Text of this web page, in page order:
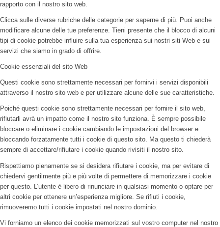
rapporto con il nostro sito web.
Clicca sulle diverse rubriche delle categorie per saperne di più. Puoi anche
modificare alcune delle tue preferenze. Tieni presente che il blocco di alcuni
tipi di cookie potrebbe influire sulla tua esperienza sui nostri siti Web e sui
servizi che siamo in grado di offrire.
Cookie essenziali del sito Web
Questi cookie sono strettamente necessari per fornirvi i servizi disponibili
attraverso il nostro sito web e per utilizzare alcune delle sue caratteristiche.
Poiché questi cookie sono strettamente necessari per fornire il sito web,
rifiutarli avrà un impatto come il nostro sito funziona. È sempre possibile
bloccare o eliminare i cookie cambiando le impostazioni del browser e
bloccando forzatamente tutti i cookie di questo sito. Ma questo ti chiederà
sempre di accettare/rifiutare i cookie quando rivisiti il nostro sito.
Rispettiamo pienamente se si desidera rifiutare i cookie, ma per evitare di
chiedervi gentilmente più e più volte di permettere di memorizzare i cookie
per questo. L’utente è libero di rinunciare in qualsiasi momento o optare per
altri cookie per ottenere un’esperienza migliore. Se rifiuti i cookie,
rimuoveremo tutti i cookie impostati nel nostro dominio.
Vi forniamo un elenco dei cookie memorizzati sul vostro computer nel nostro